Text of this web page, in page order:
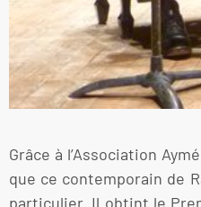
Grâce à l’Association
que ce contemporain de
particulier. Il obtint le